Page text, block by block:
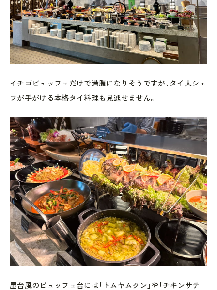
イチゴビュッフェだけで満腹になりそうですが、タイ人シェ
フが手がける本格タイ料理も見逃せません。
屋台風のビュッフェ台には「トムヤムクン」や「チキンサテ